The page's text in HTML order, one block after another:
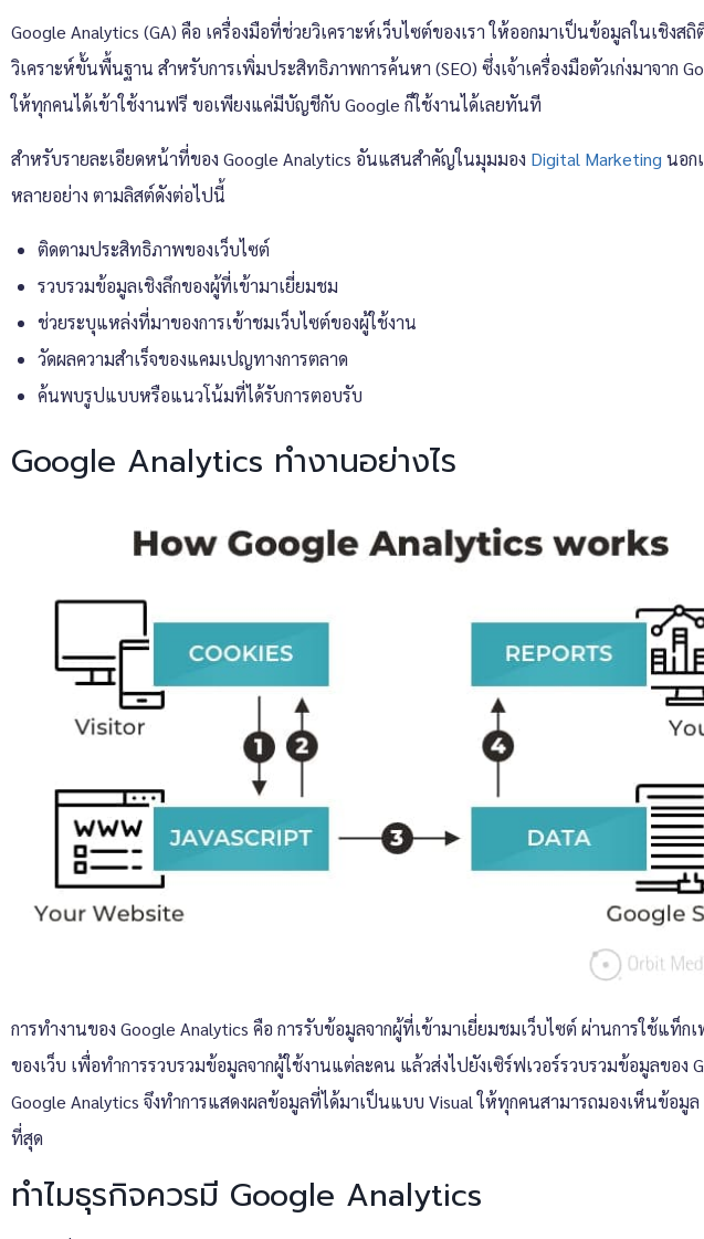
Google Analytics (GA) คือ เครื่องมือที่ช่วยวิเคราะห์เว็บไซต์ของเรา ให้ออกมาเป็นข้อมูลในเชิงส
วิเคราะห์ขั้นพื้นฐาน สำหรับการเพิ่มประสิทธิภาพการค้นหา (SEO) ซึ่งเจ้าเครื่องมือตัวเก่งมาจาก
ให้ทุกคนได้เข้าใช้งานฟรี ขอเพียงแค่มีบัญชีกับ Google ก็ใช้งานได้เลยทันที
สำหรับรายละเอียดหน้าที่ของ Google Analytics อันแสนสำคัญในมุมมอง Digital Marketing นอก
หลายอย่าง ตามลิสต์ดังต่อไปนี้
ติดตามประสิทธิภาพของเว็บไซต์
รวบรวมข้อมูลเชิงลึกของผู้ที่เข้ามาเยี่ยมชม
ช่วยระบุแหล่งที่มาของการเข้าชมเว็บไซต์ของผู้ใช้งาน
วัดผลความสำเร็จของแคมเปญทางการตลาด
ค้นพบรูปแบบหรือแนวโน้มที่ได้รับการตอบรับ
Google Analytics ทำงานอย่างไร
การทำงานของ Google Analytics คือ การรับข้อมูลจากผู้ที่เข้ามาเยี่ยมชมเว็บไซต์ ผ่านการใช้แท็
ของเว็บ เพื่อทำการรวบรวมข้อมูลจากผู้ใช้งานแต่ละคน แล้วส่งไปยังเซิร์ฟเวอร์รวบรวมข้อมูลของ
Google Analytics จึงทำการแสดงผลข้อมูลที่ได้มาเป็นแบบ Visual ให้ทุกคนสามารถมองเห็นข้อมูล
ที่สุด
ทำไมธุรกิจควรมี Google Analytics